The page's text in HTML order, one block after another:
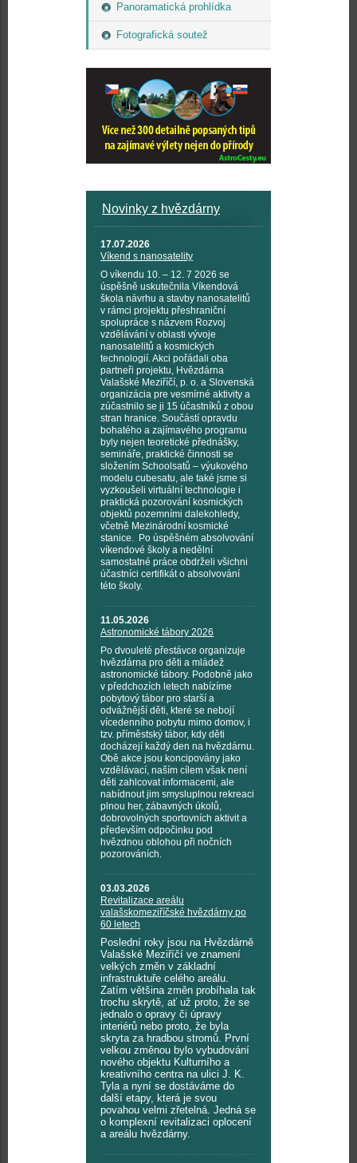
Panoramatická prohlídka
Fotografická soutež
Novinky z hvězdárny
17.07.2026
Víkend s nanosatelity
O víkendu 10. – 12. 7 2026 se
úspěšně uskutečnila Víkendová
škola návrhu a stavby nanosatelitů
v rámci projektu přeshraniční
spolupráce s názvem Rozvoj
vzdělávání v oblasti vývoje
nanosatelitů a kosmických
technologií. Akci pořádali oba
partneři projektu, Hvězdárna
Valašské Meziříčí, p. o. a Slovenská
organizácia pre vesmírné aktivity a
zúčastnilo se ji 15 účastníků z obou
stran hranice. Součástí opravdu
bohatého a zajímavého programu
byly nejen teoretické přednášky,
semináře, praktické činnosti se
složením Schoolsatů – výukového
modelu cubesatu, ale také jsme si
vyzkoušeli virtuální technologie i
praktická pozorování kosmických
objektů pozemními dalekohledy,
včetně Mezinárodní kosmické
stanice. Po úspěšném absolvování
víkendové školy a nedělní
samostatné práce obdrželi všichni
účastníci certifikát o absolvování
této školy.
11.05.2026
Astronomické tábory 2026
Po dvouleté přestávce organizuje
hvězdárna pro děti a mládež
astronomické tábory. Podobně jako
v předchozích letech nabízíme
pobytový tábor pro starší a
odvážnější děti, které se nebojí
vícedenního pobytu mimo domov, i
tzv. příměstský tábor, kdy děti
docházejí každý den na hvězdárnu.
Obě akce jsou koncipovány jako
vzdělávací, naším cílem však není
děti zahlcovat informacemi, ale
nabídnout jim smysluplnou rekreaci
plnou her, zábavných úkolů,
dobrovolných sportovních aktivit a
především odpočinku pod
hvězdnou oblohou při nočních
pozorováních.
03.03.2026
Revitalizace areálu
valašskomeziříčské hvězdárny po
60 letech
Poslední roky jsou na Hvězdárně
Valašské Meziříčí ve znamení
velkých změn v základní
infrastruktuře celého areálu.
Zatím většina změn probíhala tak
trochu skrytě, ať už proto, že se
jednalo o opravy či úpravy
interiérů nebo proto, že byla
skryta za hradbou stromů. První
velkou změnou bylo vybudování
nového objektu Kulturního a
kreativního centra na ulici J. K.
Tyla a nyní se dostáváme do
další etapy, která je svou
povahou velmi zřetelná. Jedná se
o komplexní revitalizaci oplocení
a areálu hvězdárny.